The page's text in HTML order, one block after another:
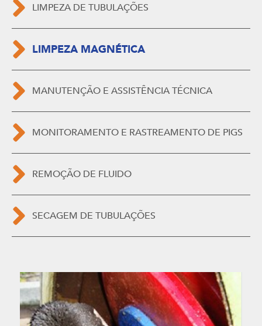
LIMPEZA DE TUBULAÇÕES
LIMPEZA MAGNÉTICA
MANUTENÇÃO E ASSISTÊNCIA TÉCNICA
MONITORAMENTO E RASTREAMENTO DE PIGS
REMOÇÃO DE FLUIDO
SECAGEM DE TUBULAÇÕES